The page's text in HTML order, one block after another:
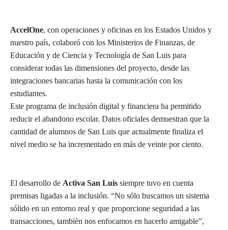
AccelOne, con operaciones y oficinas en los Estados Unidos y
nuestro país, colaboró con los Ministerios de Finanzas, de
Educación y de Ciencia y Tecnología de San Luis para
considerar todas las dimensiones del proyecto, desde las
integraciones bancarias hasta la comunicación con los
estudiantes.
Este programa de inclusión digital y financiera ha permitido
reducir el abandono escolar. Datos oficiales demuestran que la
cantidad de alumnos de San Luis que actualmente finaliza el
nivel medio se ha incrementado en más de veinte por ciento.
El desarrollo de Activa San Luis siempre tuvo en cuenta
premisas ligadas a la inclusión. “No sólo buscamos un sistema
sólido en un entorno real y que proporcione seguridad a las
transacciones, también nos enfocamos en hacerlo amigable”,